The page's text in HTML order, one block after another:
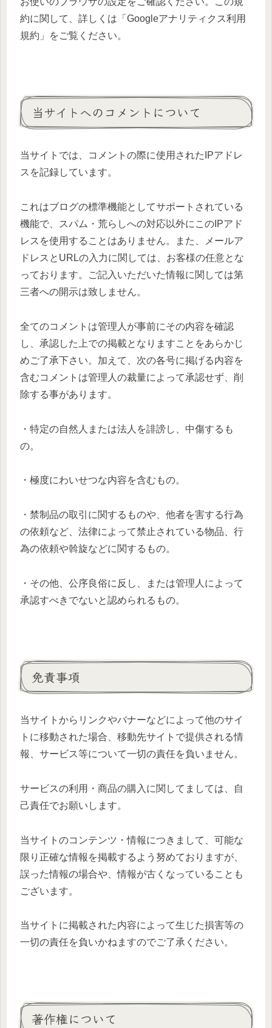
約に関して、詳しくは「Googleアナリティクス利用
規約」をご覧ください。
当サイトへのコメントについて
当サイトでは、コメントの際に使用されたIPアドレ
スを記録しています。
これはブログの標準機能としてサポートされている
機能で、スパム・荒らしへの対応以外にこのIPアド
レスを使用することはありません。また、メールア
ドレスとURLの入力に関しては、お客様の任意とな
っております。ご記入いただいた情報に関しては第
三者への開示は致しません。
全てのコメントは管理人が事前にその内容を確認
し、承認した上での掲載となりますことをあらかじ
めご了承下さい。加えて、次の各号に掲げる内容を
含むコメントは管理人の裁量によって承認せず、削
除する事があります。
・特定の自然人または法人を誹謗し、中傷するも
の。
・極度にわいせつな内容を含むもの。
・禁制品の取引に関するものや、他者を害する行為
の依頼など、法律によって禁止されている物品、行
為の依頼や斡旋などに関するもの。
・その他、公序良俗に反し、または管理人によって
承認すべきでないと認められるもの。
免責事項
当サイトからリンクやバナーなどによって他のサイ
トに移動された場合、移動先サイトで提供される情
報、サービス等について一切の責任を負いません。
サービスの利用・商品の購入に関してましては、自
己責任でお願いします。
当サイトのコンテンツ・情報につきまして、可能な
限り正確な情報を掲載するよう努めておりますが、
誤った情報の場合や、情報が古くなっていることも
ございます。
当サイトに掲載された内容によって生じた損害等の
一切の責任を負いかねますのでご了承ください。
著作権について